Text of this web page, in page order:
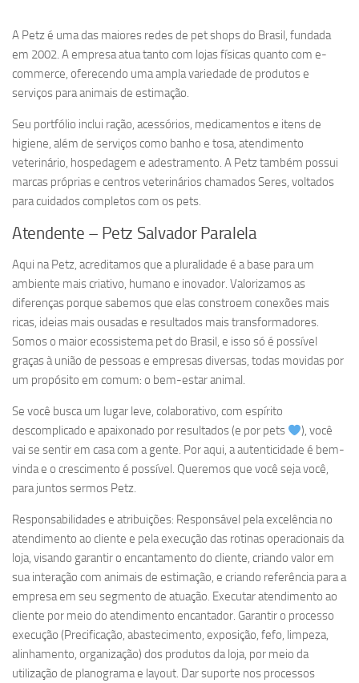
A Petz é uma das maiores redes de pet shops do Brasil, fundada
em 2002. A empresa atua tanto com lojas físicas quanto com e-
commerce, oferecendo uma ampla variedade de produtos e
serviços para animais de estimação.
Seu portfólio inclui ração, acessórios, medicamentos e itens de
higiene, além de serviços como banho e tosa, atendimento
veterinário, hospedagem e adestramento. A Petz também possui
marcas próprias e centros veterinários chamados Seres, voltados
para cuidados completos com os pets.
Atendente – Petz Salvador Paralela
Aqui na Petz, acreditamos que a pluralidade é a base para um
ambiente mais criativo, humano e inovador. Valorizamos as
diferenças porque sabemos que elas constroem conexões mais
ricas, ideias mais ousadas e resultados mais transformadores.
Somos o maior ecossistema pet do Brasil, e isso só é possível
graças à união de pessoas e empresas diversas, todas movidas por
um propósito em comum: o bem-estar animal.
Se você busca um lugar leve, colaborativo, com espírito
descomplicado e apaixonado por resultados (e por pets
), você
vai se sentir em casa com a gente. Por aqui, a autenticidade é bem-
vinda e o crescimento é possível. Queremos que você seja você,
para juntos sermos Petz.
Responsabilidades e atribuições: Responsável pela excelência no
atendimento ao cliente e pela execução das rotinas operacionais da
loja, visando garantir o encantamento do cliente, criando valor em
sua interação com animais de estimação, e criando referência para a
empresa em seu segmento de atuação. Executar atendimento ao
cliente por meio do atendimento encantador. Garantir o processo
execução (Precificação, abastecimento, exposição, fefo, limpeza,
alinhamento, organização) dos produtos da loja, por meio da
utilização de planograma e layout. Dar suporte nos processos